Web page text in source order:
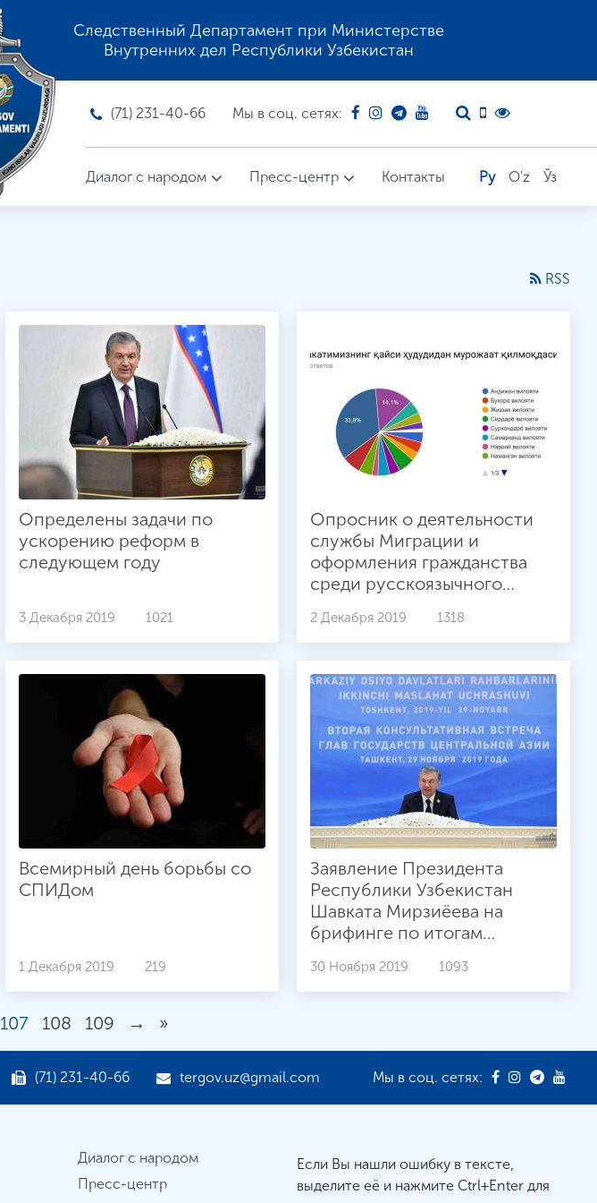
Следственный Департамент при Министерстве
Внутренних дел Республики Узбекистан
(71) 231-40-66 Мы в соц. сетях:
Диалог с народом Пресс-центр Контакты Ру O'z Ўз
RSS
Определены задачи по
ускорению реформ в
следующем году
3 Декабря 2019 1021
Опросник о деятельности
службы Миграции и
оформления гражданства
среди русскоязычного
2 Декабря 2019 1318
Всемирный день борьбы со
СПИДом
1 Декабря 2019 219
Заявление Президента
Республики Узбекистан
Шавката Мирзиёева на
брифинге по итогам
глав государств
Центральной Азии
30 Ноября 2019 1093
107 108 109 → »
(71) 231-40-66 tergov.uz@gmail.com Мы в соц. сетях:
Диалог с народом
Пресс-центр
Если Вы нашли ошибку в тексте,
выделите её и нажмите Ctrl+Enter для